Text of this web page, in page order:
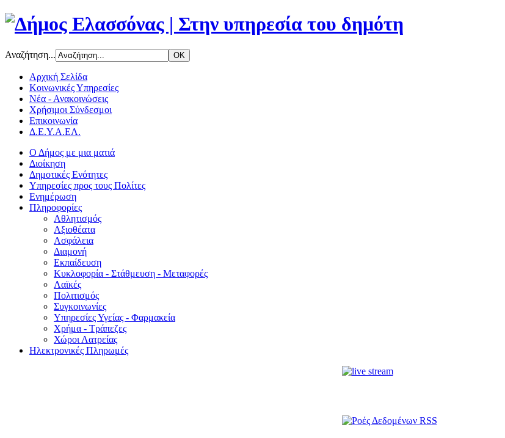
Αναζήτηση...
Αρχική Σελίδα
Κοινωνικές Υπηρεσίες
Νέα - Ανακοινώσεις
Χρήσιμοι Σύνδεσμοι
Επικοινωνία
Δ.Ε.Υ.Α.ΕΛ.
Ο Δήμος με μια ματιά
Διοίκηση
Δημοτικές Ενότητες
Υπηρεσίες προς τους Πολίτες
Ενημέρωση
Πληροφορίες
Αθλητισμός
Αξιοθέατα
Ασφάλεια
Διαμονή
Εκπαίδευση
Κυκλοφορία - Στάθμευση - Μεταφορές
Λαϊκές
Πολιτισμός
Συγκοινωνίες
Υπηρεσίες Υγείας - Φαρμακεία
Χρήμα - Τράπεζες
Χώροι Λατρείας
Ηλεκτρονικές Πληρωμές